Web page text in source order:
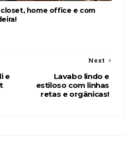
home office e com
Next
Lavabo lindo e
estiloso com linhas
retas e orgânicas!
e